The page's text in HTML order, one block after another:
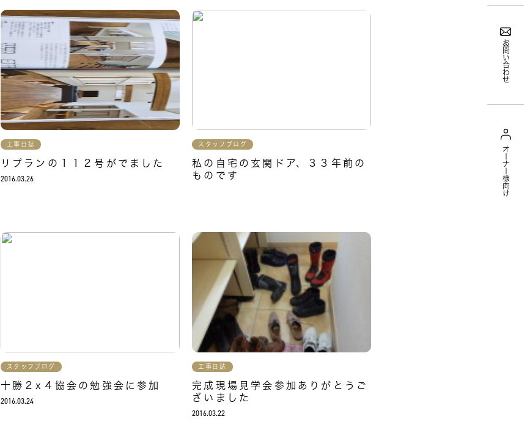
お問い合わせ
オーナー様向け
工事日誌
リプランの１１２号がでました
2016.03.26
スタッフブログ
私の自宅の玄関ドア、３３年前の
ものです
スタッフブログ
十勝２x４協会の勉強会に参加
2016.03.24
工事日誌
完成現場見学会参加ありがとうご
ざいました
2016.03.22